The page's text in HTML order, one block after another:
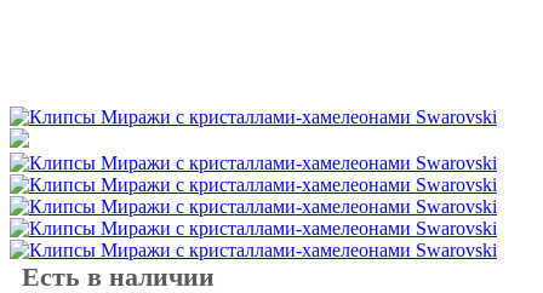
Есть в наличии